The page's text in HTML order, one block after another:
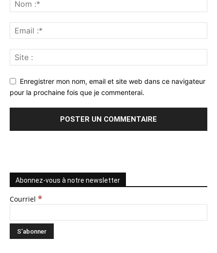
Enregistrer mon nom, email et site web dans ce navigateur
pour la prochaine fois que je commenterai.
Abonnez-vous à notre newsletter
Courriel *